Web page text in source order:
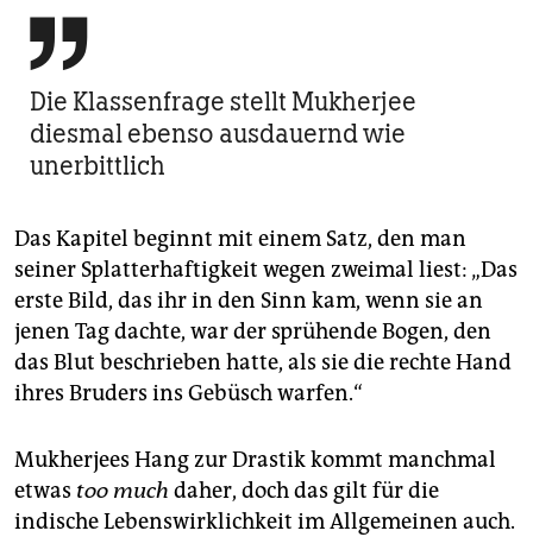

Die Klassenfrage stellt Mukherjee
diesmal ebenso ausdauernd wie
unerbittlich
Das Kapitel beginnt mit einem Satz, den man
seiner Splatterhaftigkeit wegen zweimal liest: „Das
erste Bild, das ihr in den Sinn kam, wenn sie an
jenen Tag dachte, war der sprühende Bogen, den
das Blut beschrieben hatte, als sie die rechte Hand
ihres Bruders ins Gebüsch warfen.“
Mukherjees Hang zur Drastik kommt manchmal
etwas too much daher, doch das gilt für die
indische Lebenswirklichkeit im Allgemeinen auch.